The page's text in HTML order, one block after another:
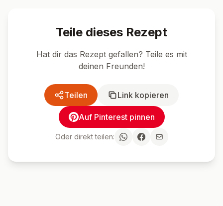
Teile dieses Rezept
Hat dir das Rezept gefallen? Teile es mit
deinen Freunden!
Teilen Link kopieren
Auf Pinterest pinnen
Oder direkt teilen: